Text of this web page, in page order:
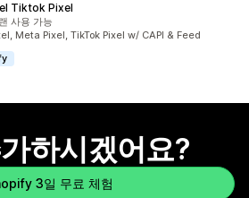
Tiktok Pixel
사용 가능
Meta Pixel, TikTok Pixel w/ CAPI & Feed
하시겠어요?
3일 무료 체험